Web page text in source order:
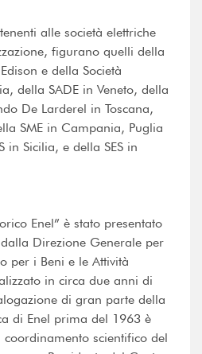
alle società elettriche
figurano quelli della
e della Società
della SADE in Veneto, della
De Larderel in Toscana,
SME in Campania, Puglia
in Sicilia, e della SES in
Enel” è stato presentato
Direzione Generale per
per i Beni e le Attività
in circa due anni di
di gran parte della
di Enel prima del 1963 è
scientifico del